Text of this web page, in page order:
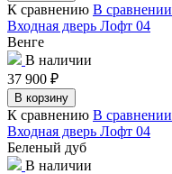
К сравнению В сравнении
Входная дверь Лофт 04
Венге
В наличии
37 900 ₽
В корзину
К сравнению В сравнении
Входная дверь Лофт 04
Беленый дуб
В наличии